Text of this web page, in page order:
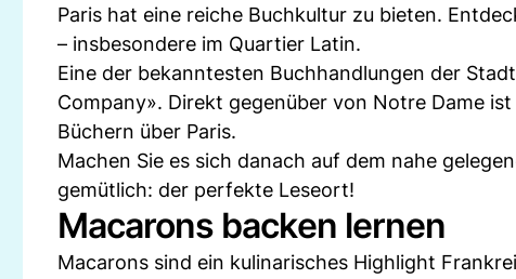
Paris hat eine reiche Buchkultur zu bieten.
– insbesondere im Quartier Latin.
Eine der bekanntesten Buchhandlungen der
Company». Direkt gegenüber von Notre Dame
Büchern über Paris.
Machen Sie es sich danach auf dem nahe
gemütlich: der perfekte Leseort!
Macarons backen lernen
Macarons sind ein kulinarisches Highlight